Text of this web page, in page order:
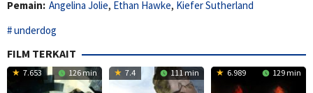
Pemain: Angelina Jolie, Ethan Hawke, Kiefer Sutherland
underdog
FILM TERKAIT
7.653 126 min 7.4 111 min 6.989 129 min